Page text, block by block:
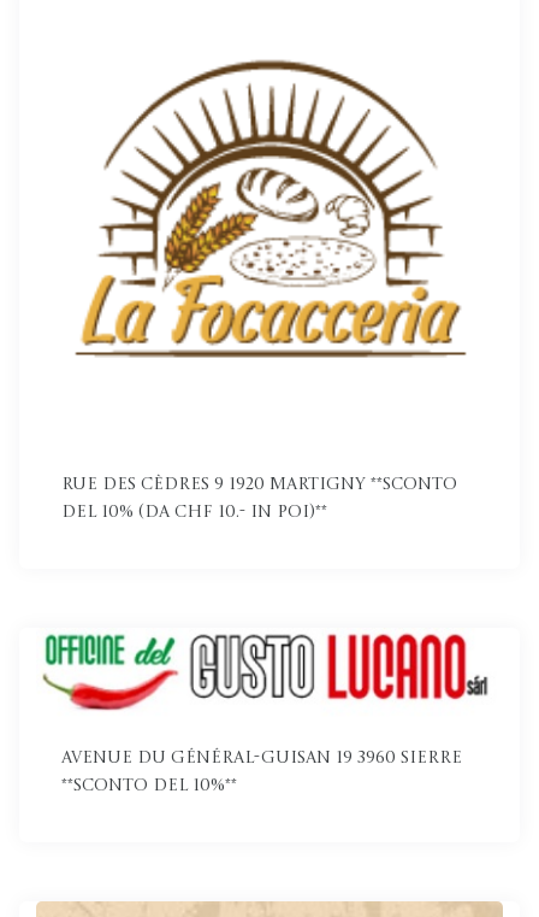
Rue des Cèdres 9 1920 Martigny **Sconto
del 10% (da CHF 10.- in poi)**
Avenue du Général-Guisan 19 3960 Sierre
**Sconto del 10%**